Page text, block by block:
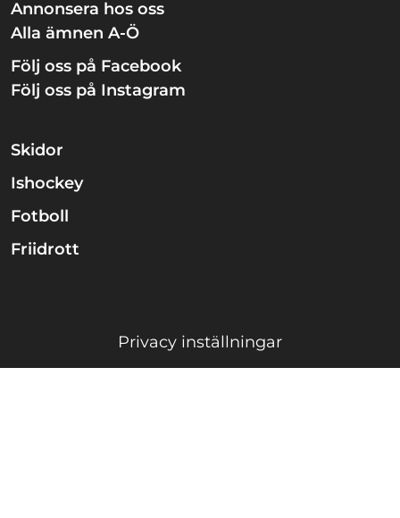
Annonsera hos oss
Alla ämnen A-Ö
Följ oss på Facebook
Följ oss på Instagram
Skidor
Ishockey
Fotboll
Friidrott
Privacy inställningar